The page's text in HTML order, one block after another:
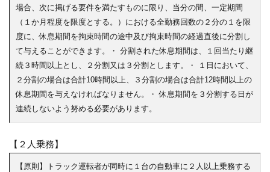
場合、次に掲げる要件を満たすものに限り、当分の間、一定期間
（１か月程度を限度とする。）における全勤務回数の２分の１を限
度に、休息期間を拘束時間の途中及び拘束時間の経過直後に分割し
て与えることができます。・ 分割された休息期間は、１回当たり継
続３時間以上とし、２分割又は３分割とします。・ １日において、
２分割の場合は合計10時間以上、３分割の場合は合計12時間以上の
休息期間を与えなければなりません。・ 休息期間を３分割する日が
連続しないよう努める必要があります。
【２人乗務】
【原則】トラック運転者が同時に１台の自動車に２人以上乗務する